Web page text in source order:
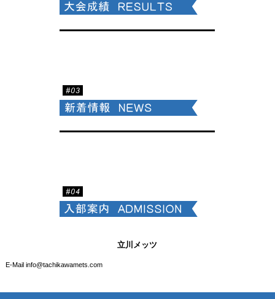
立川メッツ
E-Mail info@tachikawamets.com